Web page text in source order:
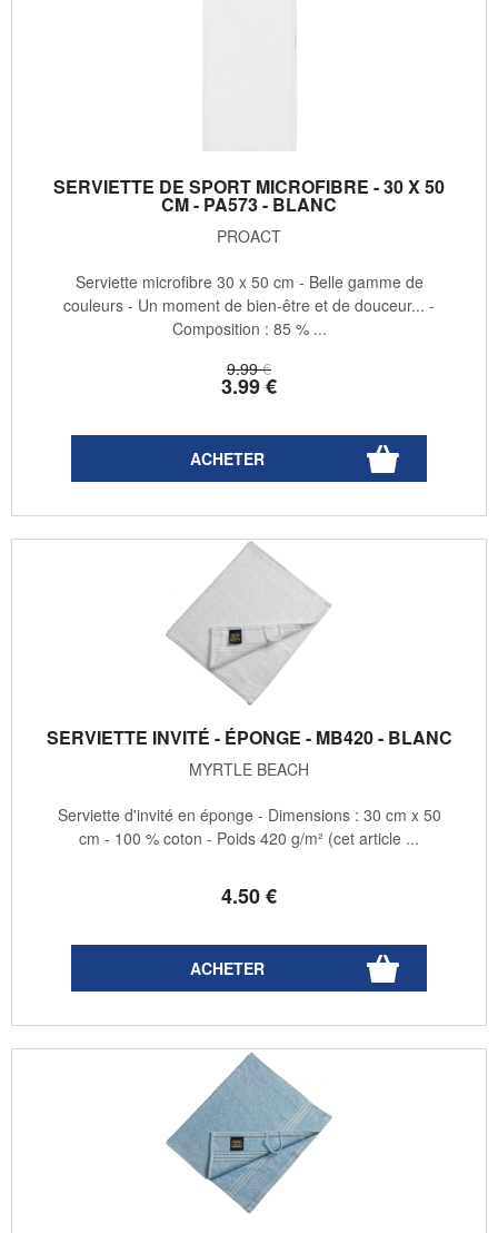
SERVIETTE DE SPORT MICROFIBRE - 30 X 50
CM - PA573 - BLANC
PROACT
9.99 €
3.99€
Serviette microfibre 30 x 50 cm - Belle gamme de
couleurs - Un moment de bien-être et de douceur... -
Composition : 85 % ...
SERVIETTE INVITÉ - ÉPONGE - MB420 - BLANC
MYRTLE BEACH
4.50€
Serviette d'invité en éponge - Dimensions : 30 cm x 50
cm - 100 % coton - Poids 420 g/m² (cet article ...